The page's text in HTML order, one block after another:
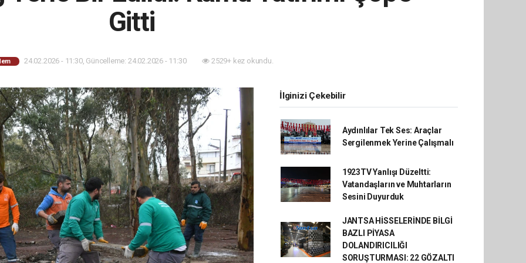
Gitti
24.02.2026 - 11:30, Güncelleme: 24.02.2026 - 11:30 2529+ kez okundu.
İlginizi Çekebilir
Aydınlılar Tek Ses: Araçlar
Sergilenmek Yerine Çalışmalı
1923TV Yanlışı Düzeltti:
Vatandaşların ve Muhtarların
Sesini Duyurduk
JANTSA HİSSELERİNDE BİLGİ
BAZLI PİYASA
DOLANDIRICILIĞI
SORUŞTURMASI: 22 GÖZALTI